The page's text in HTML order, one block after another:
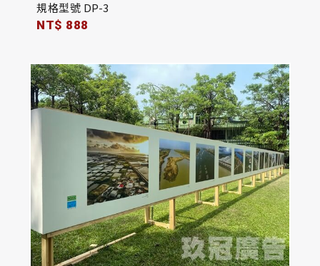
規格型號 DP-3
NT$ 888